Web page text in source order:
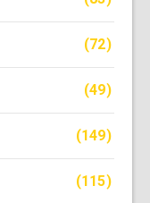
(72)
(49)
(149)
(115)